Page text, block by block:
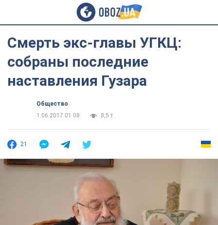
Смерть экс-главы УГКЦ:
собраны последние
наставления Гузара
Общество
1.06.2017 01:08
8,5 т.
21